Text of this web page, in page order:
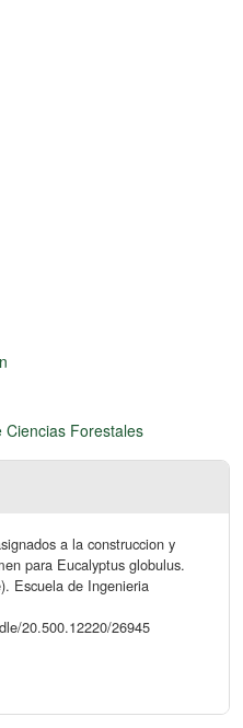
Ciencias Forestales
a la construccion y
para Eucalyptus globulus.
Escuela de Ingenieria
20.500.12220/26945